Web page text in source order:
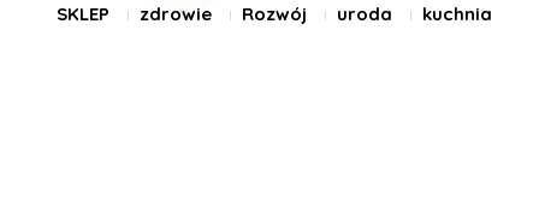
SKLEP zdrowie Rozwój uroda kuchnia